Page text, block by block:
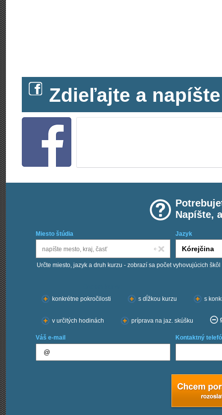
Zdieľajte a
Napíšte,
Miesto štúdia Jazyk
Určte miesto, jazyk a druh kurzu - zobrazí sa počet vyhovujúcich škôl
konkrétne pokročilosti
s dĺžkou kurzu s
v určitých hodinách príprava na jaz. skúšku
Váš e-mail Kontaktný